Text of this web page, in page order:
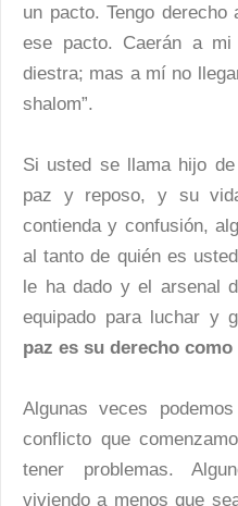
un pacto. Tengo
ese pacto. Caerán a
diestra; mas a mí no
shalom”.
Si usted se llama hijo
paz y reposo, y su
contienda y confusión,
al tanto de quién es
le ha dado y el arsenal
equipado para luchar y
paz es su derecho
Algunas veces
conflicto que
tener problemas.
viviendo a menos que